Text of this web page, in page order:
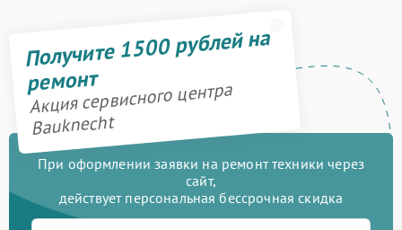
Получите 1500 рублей на
ремонт
Акция сервисного центра
Bauknecht
При оформлении заявки на ремонт техники через
сайт,
действует персональная бессрочная скидка